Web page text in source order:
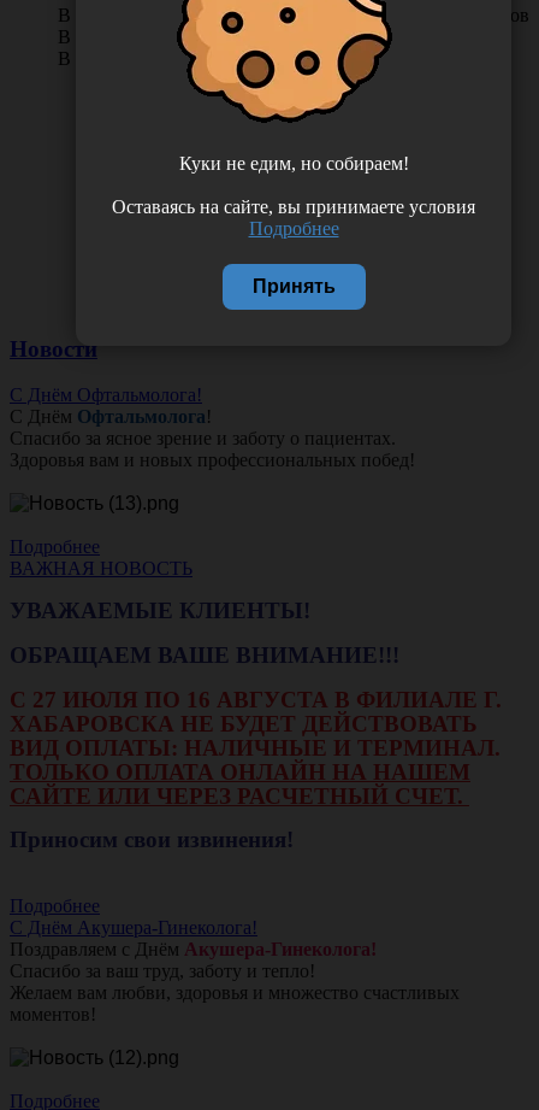
0 отзывов
В КОРЗИНУ
В наличии во Владивостоке 31 упак.
В наличии в Хабаровске 9 упак.
Новости
С Днём Офтальмолога!
С Днём Офтальмолога!
Спасибо за ясное зрение и заботу о пациентах.
Здоровья вам и новых профессиональных побед!
Подробнее
ВАЖНАЯ НОВОСТЬ
УВАЖАЕМЫЕ КЛИЕНТЫ!
ОБРАЩАЕМ ВАШЕ ВНИМАНИЕ!!!
С 27 ИЮЛЯ ПО 16 АВГУСТА В ФИЛИАЛЕ Г.
ХАБАРОВСКА НЕ БУДЕТ ДЕЙСТВОВАТЬ
ВИД ОПЛАТЫ: НАЛИЧНЫЕ И ТЕРМИНАЛ.
ТОЛЬКО ОПЛАТА ОНЛАЙН НА НАШЕМ
САЙТЕ ИЛИ ЧЕРЕЗ РАСЧЕТНЫЙ СЧЕТ.
Приносим свои извинения!
Подробнее
С Днём Акушера-Гинеколога!
Поздравляем с Днём Акушера-Гинеколога!
Спасибо за ваш труд, заботу и тепло!
Желаем вам любви, здоровья и множество счастливых
моментов!
Подробнее
Куки не едим, но собираем!
Оставаясь на сайте, вы принимаете условия
Подробнее
Принять